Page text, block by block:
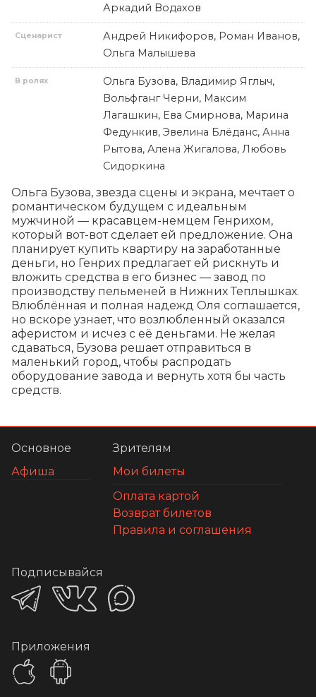
Аркадий Водахов
Сценарист
Андрей Никифоров, Роман Иванов,
Ольга Малышева
В ролях
Ольга Бузова, Владимир Яглыч,
Вольфганг Черни, Максим
Лагашкин, Ева Смирнова, Марина
Федункив, Эвелина Блёданс, Анна
Рытова, Алена Жигалова, Любовь
Сидоркина
Ольга Бузова, звезда сцены и экрана, мечтает о
романтическом будущем с идеальным
мужчиной — красавцем-немцем Генрихом,
который вот-вот сделает ей предложение. Она
планирует купить квартиру на заработанные
деньги, но Генрих предлагает ей рискнуть и
вложить средства в его бизнес — завод по
производству пельменей в Нижних Теплышках.
Влюблённая и полная надежд Оля соглашается,
но вскоре узнает, что возлюбленный оказался
аферистом и исчез с её деньгами. Не желая
сдаваться, Бузова решает отправиться в
маленький город, чтобы распродать
оборудование завода и вернуть хотя бы часть
средств.
Основное
Афиша
Зрителям
Мои билеты
Оплата картой
Возврат билетов
Правила и соглашения
Подписывайся
Приложения